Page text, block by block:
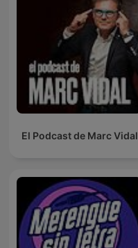
El Podcast de Marc Vidal